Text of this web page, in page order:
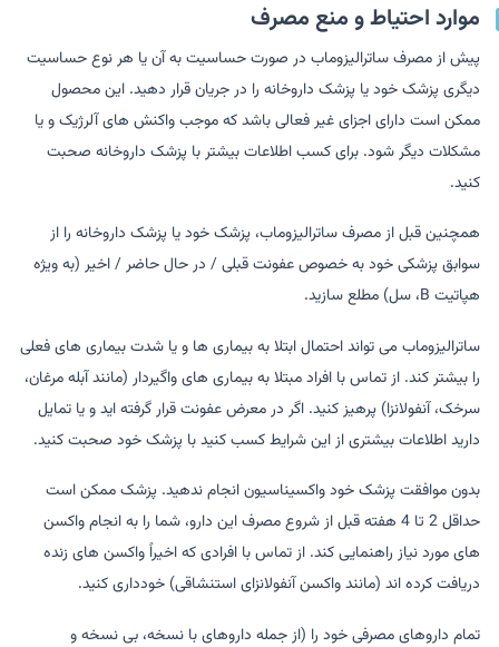
موارد احتیاط و منع مصرف
پیش از مصرف ساترالیزوماب در صورت حساسیت به آن یا هر نوع حساسیت
دیگری پزشک خود یا پزشک داروخانه را در جریان قرار دهید. این محصول
ممکن است دارای اجزای غیر فعالی باشد که موجب واکنش های آلرژیک و یا
مشکلات دیگر شود. برای کسب اطلاعات بیشتر با پزشک داروخانه صحبت
کنید.
همچنین قبل از مصرف ساترالیزوماب، پزشک خود یا پزشک داروخانه را از
سوابق پزشکی خود به خصوص عفونت قبلی / در حال حاضر / اخیر (به ویژه
هپاتیت B، سل) مطلع سازید.
ساترالیزوماب می تواند احتمال ابتلا به بیماری ها و یا شدت بیماری های فعلی
را بیشتر کند. از تماس با افراد مبتلا به بیماری های واگیردار (مانند آبله مرغان،
سرخک، آنفولانزا) پرهیز کنید. اگر در معرض عفونت قرار گرفته اید و یا تمایل
دارید اطلاعات بیشتری از این شرایط کسب کنید با پزشک خود صحبت کنید.
بدون موافقت پزشک خود واکسیناسیون انجام ندهید. پزشک ممکن است
حداقل 2 تا 4 هفته قبل از شروع مصرف این دارو، شما را به انجام واکسن
های مورد نیاز راهنمایی کند. از تماس با افرادی که اخیراً واکسن های زنده
دریافت کرده اند (مانند واکسن آنفولانزای استنشاقی) خودداری کنید.
تمام داروهای مصرفی خود را (از جمله داروهای با نسخه، بی نسخه و